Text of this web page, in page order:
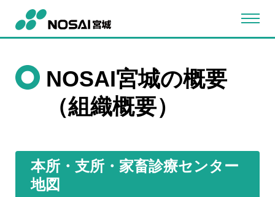
NOSAI宮城の概要
（組織概要）
本所・支所・家畜診療センター
地図